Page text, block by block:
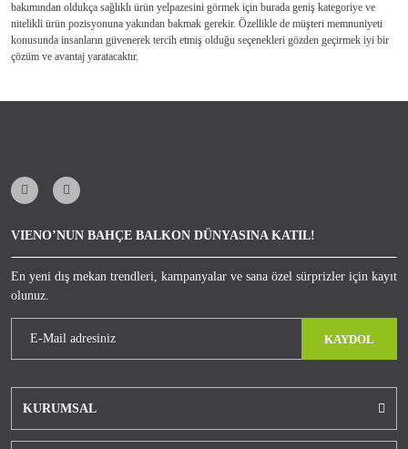
bakımından oldukça sağlıklı ürün yelpazesini görmek için burada geniş kategoriye ve
nitelikli ürün pozisyonuna yakından bakmak gerekir. Özellikle de müşteri memnuniyeti
konusunda insanların güvenerek tercih etmiş olduğu seçenekleri gözden geçirmek iyi bir
çözüm ve avantaj yaratacaktır.
VIENO’NUN BAHÇE BALKON DÜNYASINA KATIL!
En yeni dış mekan trendleri, kampanyalar ve sana özel sürprizler için kayıt
olunuz.
KAYDOL
KURUMSAL